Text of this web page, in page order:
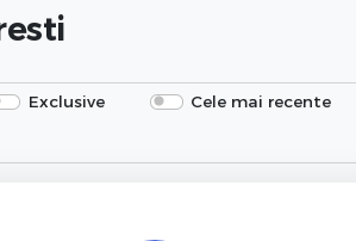
Exclusive Cele mai recente